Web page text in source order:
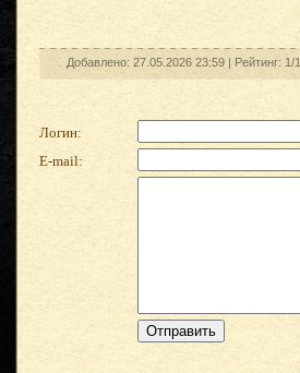
Добавлено: 27.05.2026 23:59 | Рейтинг: 1/1
Логин:
E-mail: